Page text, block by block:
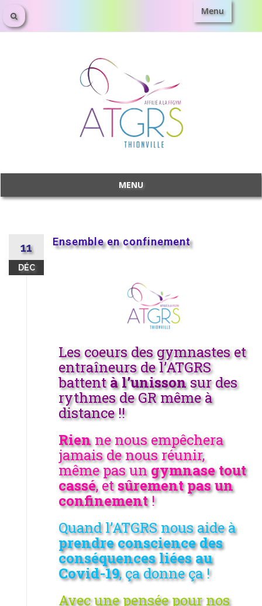
Menu
MENU
11
DÉC
Ensemble en confinement
Les coeurs des gymnastes et
entraîneurs de l’ATGRS
battentà l’unissonsur des
rythmes de GR même à
distance !!
Rienne nous empêchera
jamais de nous réunir,
même pas ungymnase tout
cassé, etsûrement pas un
confinement!
Quand l’ATGRS nous aide à
prendre conscience des
conséquences liées au
Covid-19, ça donne ça !
Avec une pensée pour nos